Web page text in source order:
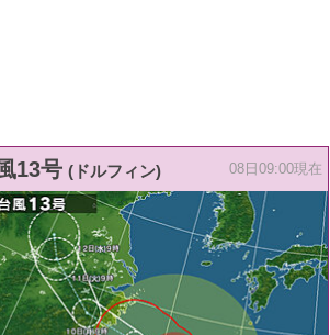
13号 (ドルフィン) 08日09:00現在